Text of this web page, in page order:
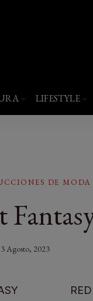
LIFESTYLE
DE MODA
Agosto, 2023